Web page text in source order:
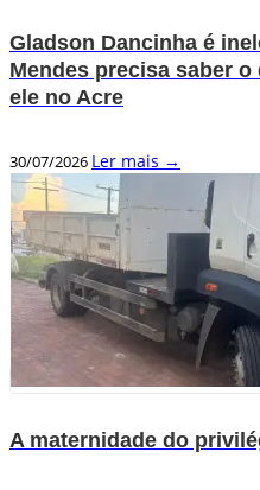
Gladson Dancinha é
Mendes precisa saber
ele no Acre
30/07/2026 Ler mais →
A maternidade do